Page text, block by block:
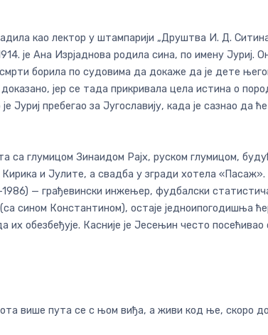
као лектор у штампарији „Друштва И. Д.
је Ана Изрјаднова родила сина, по имену Јуриј.
борила по судовима да докаже да је дете
јер се тада прикривала цела истина о
Јуриј пребегао за Југославију, када је сазнао да
са глумицом Зинаидом Рајх, руском глумицом,
и Јулите, а свадба у згради хотела
— грађевински инжењер, фудбалски
Константином), остаје једноипогодишња
обезбеђује. Касније је Јесењин често посећивао
више пута се с њом виђа, а живи код ње, скоро